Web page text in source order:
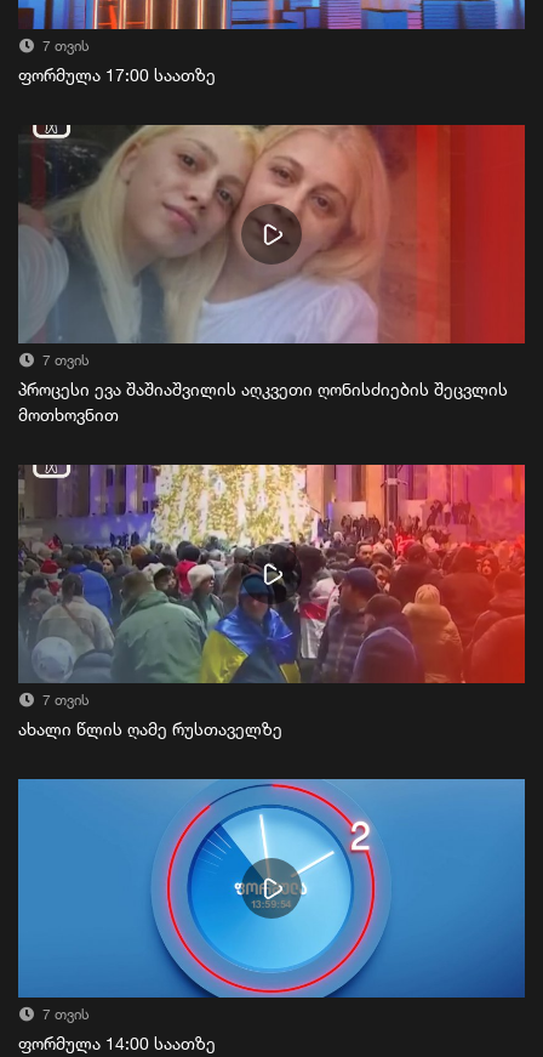
7 თვის
ფორმულა 17:00 საათზე
7 თვის
პროცესი ევა შაშიაშვილის აღკვეთი ღონისძიების შეცვლის
მოთხოვნით
7 თვის
ახალი წლის ღამე რუსთაველზე
7 თვის
ფორმულა 14:00 საათზე